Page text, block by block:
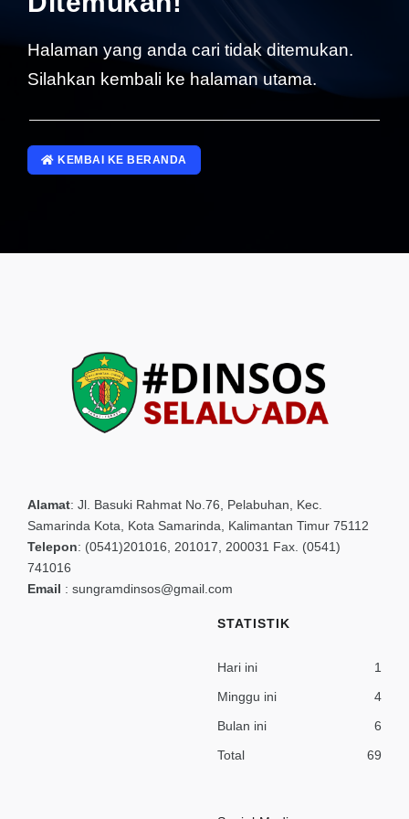
Halaman yang anda cari tidak ditemukan.
Silahkan kembali ke halaman utama.
KEMBAI KE BERANDA
Alamat: Jl. Basuki Rahmat No.76, Pelabuhan, Kec.
Samarinda Kota, Kota Samarinda, Kalimantan Timur 75112
Telepon: (0541)201016, 201017, 200031 Fax. (0541)
741016
Email : sungramdinsos@gmail.com
STATISTIK
Hari ini
1
Minggu ini
4
Bulan ini
6
Total
69